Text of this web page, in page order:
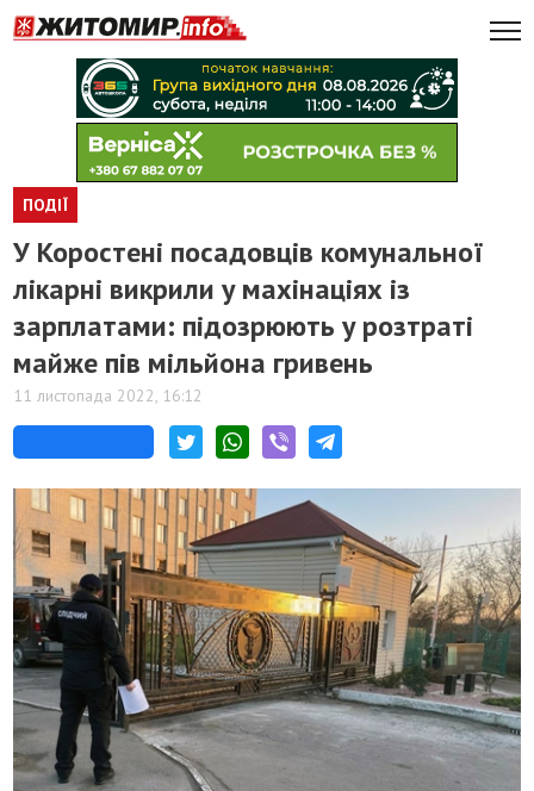
ПОДІЇ
У Коростені посадовців комунальної
лікарні викрили у махінаціях із
зарплатами: підозрюють у розтраті
майже пів мільйона гривень
11 листопада 2022, 16:12